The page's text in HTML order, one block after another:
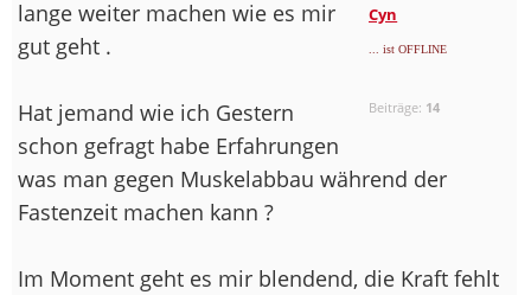
Cyn
... ist OFFLINE
Beiträge: 14
lange weiter machen wie es mir
gut geht .
Hat jemand wie ich Gestern
schon gefragt habe Erfahrungen
was man gegen Muskelabbau während der
Fastenzeit machen kann ?
Im Moment geht es mir blendend, die Kraft fehlt